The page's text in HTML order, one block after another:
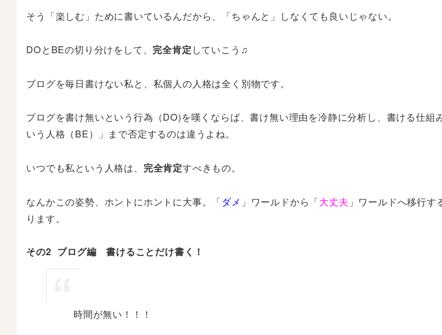
そう「楽しむ」ために書いているんだから、「ちゃんと」しなくても良いじゃない。
DOとBEの切り分けをして、 完全肯定 していこう♫
ブログを毎日書けない私と、私個人の人格は全く別物です。
ブログを書け無いという行為（DO)を嘆くならば、書け無い理由を冷静に分析し、書ける仕
いう人格（BE）」まで否定するのは違うよね。
いつでも私という人格は、 完全肯定すべきもの。
なんかこの姿勢、ホントにホントに大事。「ダメ 」ワールドから「大丈夫 」ワールドへ移行
ります。
その2 ブログ編 書けることだけ書く！
時間が無い！！！